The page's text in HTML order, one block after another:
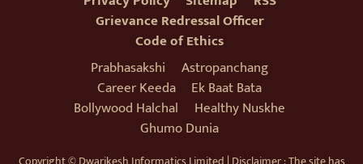
Grievance Redressal Officer
Code of Ethics
Prabhasakshi
Astropanchang
Career Keeda
Ek Baat Bata
Bollywood Halchal
Healthy Nuskhe
Ghumo Dunia